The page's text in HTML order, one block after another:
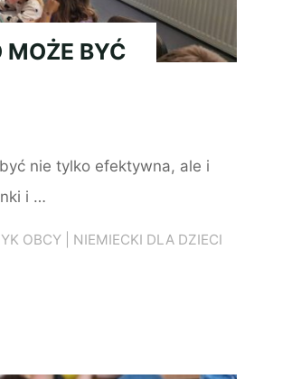
MOŻE BYĆ
nie tylko efektywna, ale i
i …
OBCY| NIEMIECKI DLA DZIECI